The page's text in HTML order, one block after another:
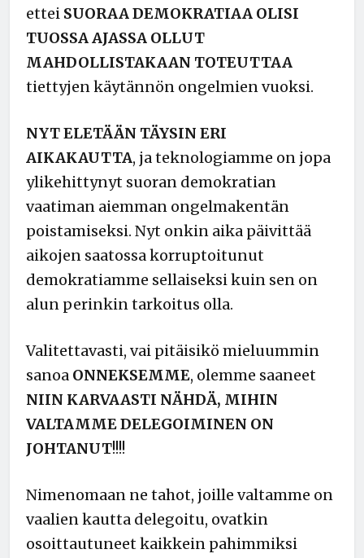
ettei SUORAA DEMOKRATIAA OLISI
TUOSSA AJASSA OLLUT
MAHDOLLISTAKAAN TOTEUTTAA
tiettyjen käytännön ongelmien vuoksi.
NYT ELETÄÄN TÄYSIN ERI
AIKAKAUTTA, ja teknologiamme on jopa
ylikehittynyt suoran demokratian
vaatiman aiemman ongelmakentän
poistamiseksi. Nyt onkin aika päivittää
aikojen saatossa korruptoitunut
demokratiamme sellaiseksi kuin sen on
alun perinkin tarkoitus olla.
Valitettavasti, vai pitäisikö mieluummin
sanoa ONNEKSEMME, olemme saaneet
NIIN KARVAASTI NÄHDÄ, MIHIN
VALTAMME DELEGOIMINEN ON
JOHTANUT!!!!
Nimenomaan ne tahot, joille valtamme on
vaalien kautta delegoitu, ovatkin
osoittautuneet kaikkein pahimmiksi